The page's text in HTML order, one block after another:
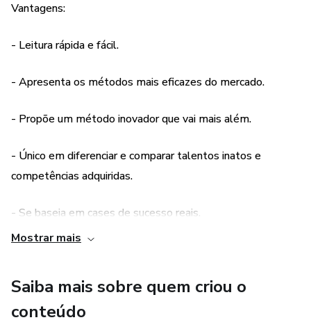
pessoa a pessoa.
Vantagens:
- Leitura rápida e fácil.
- Apresenta os métodos mais eficazes do mercado.
- Propõe um método inovador que vai mais além.
- Único em diferenciar e comparar talentos inatos e
competências adquiridas.
- Se baseia em cases de sucesso reais.
Mauro Maksuri é graduado em Medicina e pós-graduado
em Psicologia Junguiana. Coach, Palestrante e Instrutor de
Mostrar mais
Saiba mais sobre quem criou o
conteúdo